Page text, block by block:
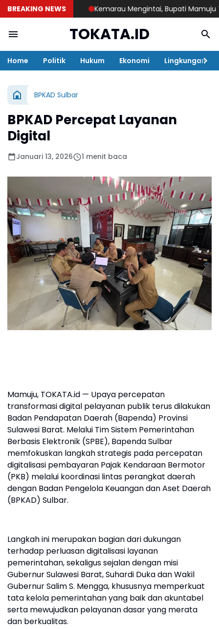
BREAKING NEWS Kemarau Mengintai, Bupati Mamuju
TOKATA.ID
Home Politik Hukum Ekonomi Lingkungan
BPKAD Sulbar
BPKAD Percepat Layanan
Digital
Januari 13, 2026 1 menit baca
Mamuju, TOKATA.id — Upaya percepatan
transformasi digital pelayanan publik terus dilakukan
Badan Pendapatan Daerah (Bapenda) Provinsi
Sulawesi Barat. Melalui Tim Sistem Pemerintahan
Berbasis Elektronik (SPBE), Bapenda Sulbar
memfokuskan langkah strategis pada percepatan
digitalisasi pembayaran Pajak Kendaraan Bermotor
(PKB) melalui koordinasi lintas perangkat daerah
dengan Badan Pengelola Keuangan dan Aset Daerah
(BPKAD) Sulbar.
Langkah ini merupakan bagian dari dukungan
terhadap perluasan digitalisasi layanan
pemerintahan, sekaligus sejalan dengan misi
Gubernur Sulawesi Barat, Suhardi Duka dan Wakil
Gubernur Salim S. Mengga, khususnya memperkuat
tata kelola pemerintahan yang baik dan akuntabel
serta mewujudkan pelayanan dasar yang merata
dan berkualitas.